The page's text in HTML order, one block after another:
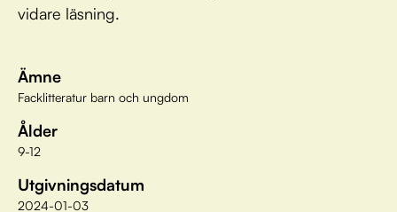
vidare läsning.
Ämne
Facklitteratur barn och ungdom
Ålder
9-12
Utgivningsdatum
2024-01-03